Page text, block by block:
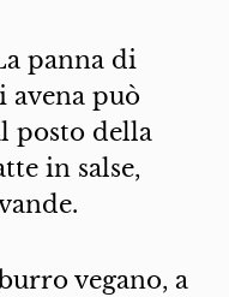
panna di
avena può
posto della
in salse,
vegano, a